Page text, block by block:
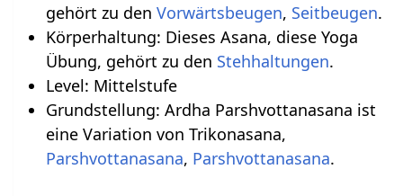
gehört zu den Vorwärtsbeugen, Seitbeugen.
Körperhaltung: Dieses Asana, diese Yoga
Übung, gehört zu den Stehhaltungen.
Level: Mittelstufe
Grundstellung: Ardha Parshvottanasana ist
eine Variation von Trikonasana,
Parshvottanasana, Parshvottanasana.